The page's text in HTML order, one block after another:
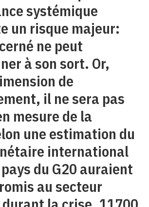
systémique
un risque majeur:
ne peut
à son sort. Or,
de
il ne sera pas
mesure de la
une estimation du
international
du G20 auraient
au secteur